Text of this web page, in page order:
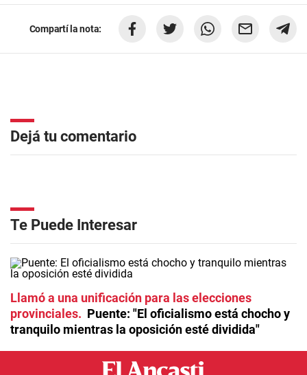
Compartí la nota:
Dejá tu comentario
Te Puede Interesar
Llamó a una unificación para las elecciones
provinciales
Puente: "El oficialismo está chocho y
tranquilo mientras la oposición esté dividida"